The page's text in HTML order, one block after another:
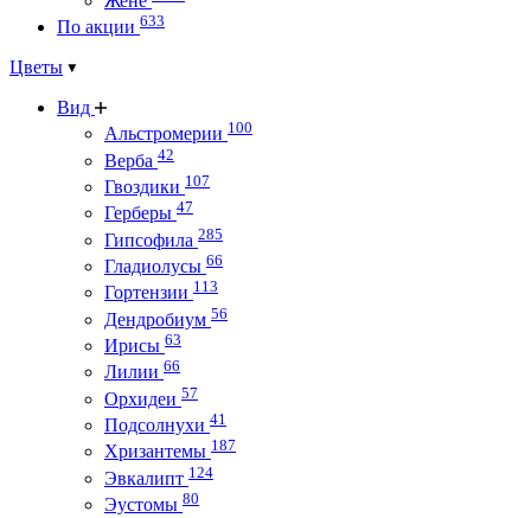
По акции 633
Цветы
Вид
Альстромерии 100
Верба 42
Гвоздики 107
Герберы 47
Гипсофила 285
Гладиолусы 66
Гортензии 113
Дендробиум 56
Ирисы 63
Лилии 66
Орхидеи 57
Подсолнухи 41
Хризантемы 187
Эвкалипт 124
Эустомы 80